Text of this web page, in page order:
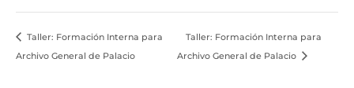
Taller: Formación Interna para
Archivo General de Palacio
Taller: Formación Interna para
Archivo General de Palacio